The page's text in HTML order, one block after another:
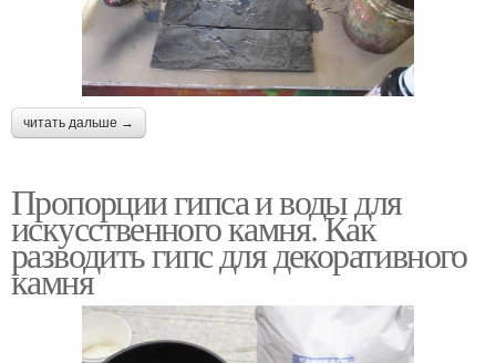
читать дальше →
Пропорции гипса и воды для
искусственного камня. Как
разводить гипс для декоративного
камня